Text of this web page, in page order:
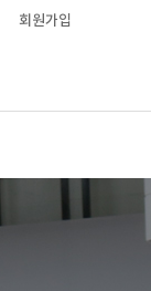
회원가입